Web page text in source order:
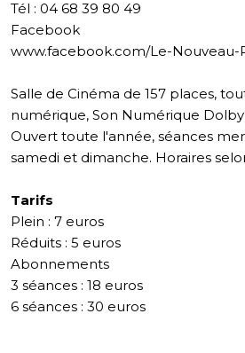
Tél : 04 68 39 80 49
Facebook
www.facebook.com/Le-Nouveau-
Salle de Cinéma de 157 places,
numérique, Son Numérique
Ouvert toute l'année, séances
samedi et dimanche. Horaires
Tarifs
Plein : 7 euros
Réduits : 5 euros
Abonnements
3 séances : 18 euros
6 séances : 30 euros